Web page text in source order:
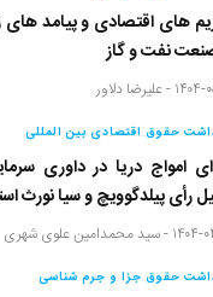
های اقتصادی و پیامد
نفت و گاز
۰۵-۰۱ - علیرضا دلاور
حقوق اقتصادی بین المللی
امواج دریا در داوری
رأی پیلدگوویچ و سیا نورث
۰۴-۱۸ - سید محمدامین علوی شهری
حقوق جزا و جرم شناسی